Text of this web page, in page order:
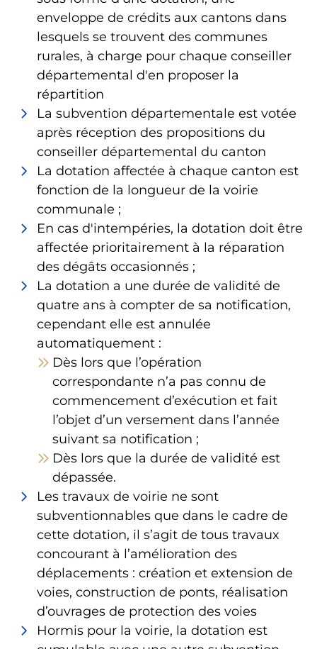
enveloppe de crédits aux cantons dans
lesquels se trouvent des communes
rurales, à charge pour chaque conseiller
départemental d'en proposer la
répartition
La subvention départementale est votée
après réception des propositions du
conseiller départemental du canton
La dotation affectée à chaque canton est
fonction de la longueur de la voirie
communale ;
En cas d'intempéries, la dotation doit être
affectée prioritairement à la réparation
des dégâts occasionnés ;
La dotation a une durée de validité de
quatre ans à compter de sa notification,
cependant elle est annulée
automatiquement :
Dès lors que l’opération
correspondante n’a pas connu de
commencement d’exécution et fait
l’objet d’un versement dans l’année
suivant sa notification ;
Dès lors que la durée de validité est
dépassée.
Les travaux de voirie ne sont
subventionnables que dans le cadre de
cette dotation, il s’agit de tous travaux
concourant à l’amélioration des
déplacements : création et extension de
voies, construction de ponts, réalisation
d’ouvrages de protection des voies
Hormis pour la voirie, la dotation est